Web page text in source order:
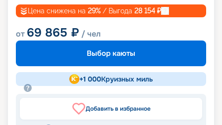
Цена снижена на 29% / Выгода 28 154 ₽
от 69 865 ₽ / чел
Выбор каюты
+1 000Круизных миль
Добавить в избранное